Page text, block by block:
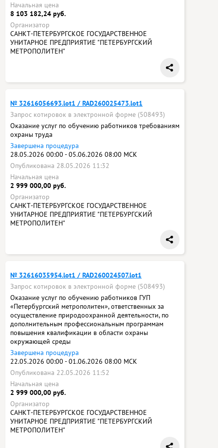
Начальная цена
8 103 182,24 руб.
Организатор
САНКТ-ПЕТЕРБУРГСКОЕ ГОСУДАРСТВЕННОЕ
УНИТАРНОЕ ПРЕДПРИЯТИЕ "ПЕТЕРБУРГСКИЙ
МЕТРОПОЛИТЕН"
№ 32616056693.lot1 / RAD260025473.lot1
Запрос котировок в электронной форме (508493)
Оказание услуг по обучению работников требованиям
охраны труда
Завершена процедура
28.05.2026 00:00 - 05.06.2026 08:00 МСК
Опубликована 28.05.2026 11:32
Начальная цена
2 999 000,00 руб.
Организатор
САНКТ-ПЕТЕРБУРГСКОЕ ГОСУДАРСТВЕННОЕ
УНИТАРНОЕ ПРЕДПРИЯТИЕ "ПЕТЕРБУРГСКИЙ
МЕТРОПОЛИТЕН"
№ 32616035954.lot1 / RAD260024507.lot1
Запрос котировок в электронной форме (508493)
Оказание услуг по обучению работников ГУП
«Петербургский метрополитен», ответственных за
осуществление природоохранной деятельности, по
дополнительным профессиональным программам
повышения квалификации в области охраны
окружающей среды
Завершена процедура
22.05.2026 00:00 - 01.06.2026 08:00 МСК
Опубликована 22.05.2026 11:52
Начальная цена
2 999 000,00 руб.
Организатор
САНКТ-ПЕТЕРБУРГСКОЕ ГОСУДАРСТВЕННОЕ
УНИТАРНОЕ ПРЕДПРИЯТИЕ "ПЕТЕРБУРГСКИЙ
МЕТРОПОЛИТЕН"